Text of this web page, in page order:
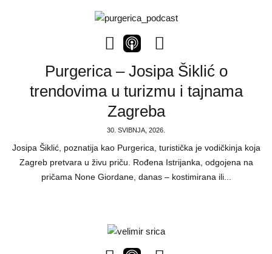
Purgerica – Josipa Šiklić o
trendovima u turizmu i tajnama
Zagreba
30. SVIBNJA, 2026.
Josipa Šiklić, poznatija kao Purgerica, turistička je vodičkinja koja
Zagreb pretvara u živu priču. Rođena Istrijanka, odgojena na
pričama None Giordane, danas – kostimirana ili...